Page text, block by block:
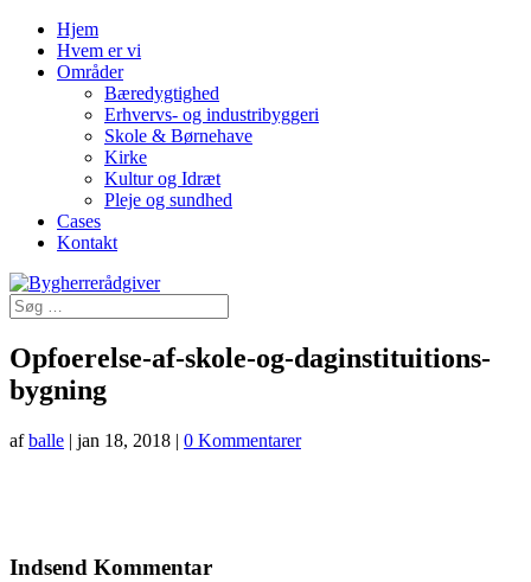
Hjem
Hvem er vi
Områder
Bæredygtighed
Erhvervs- og industribyggeri
Skole & Børnehave
Kirke
Kultur og Idræt
Pleje og sundhed
Cases
Kontakt
Opfoerelse-af-skole-og-daginstituitions-
bygning
afballe | jan 18, 2018 | 0 Kommentarer
Indsend Kommentar